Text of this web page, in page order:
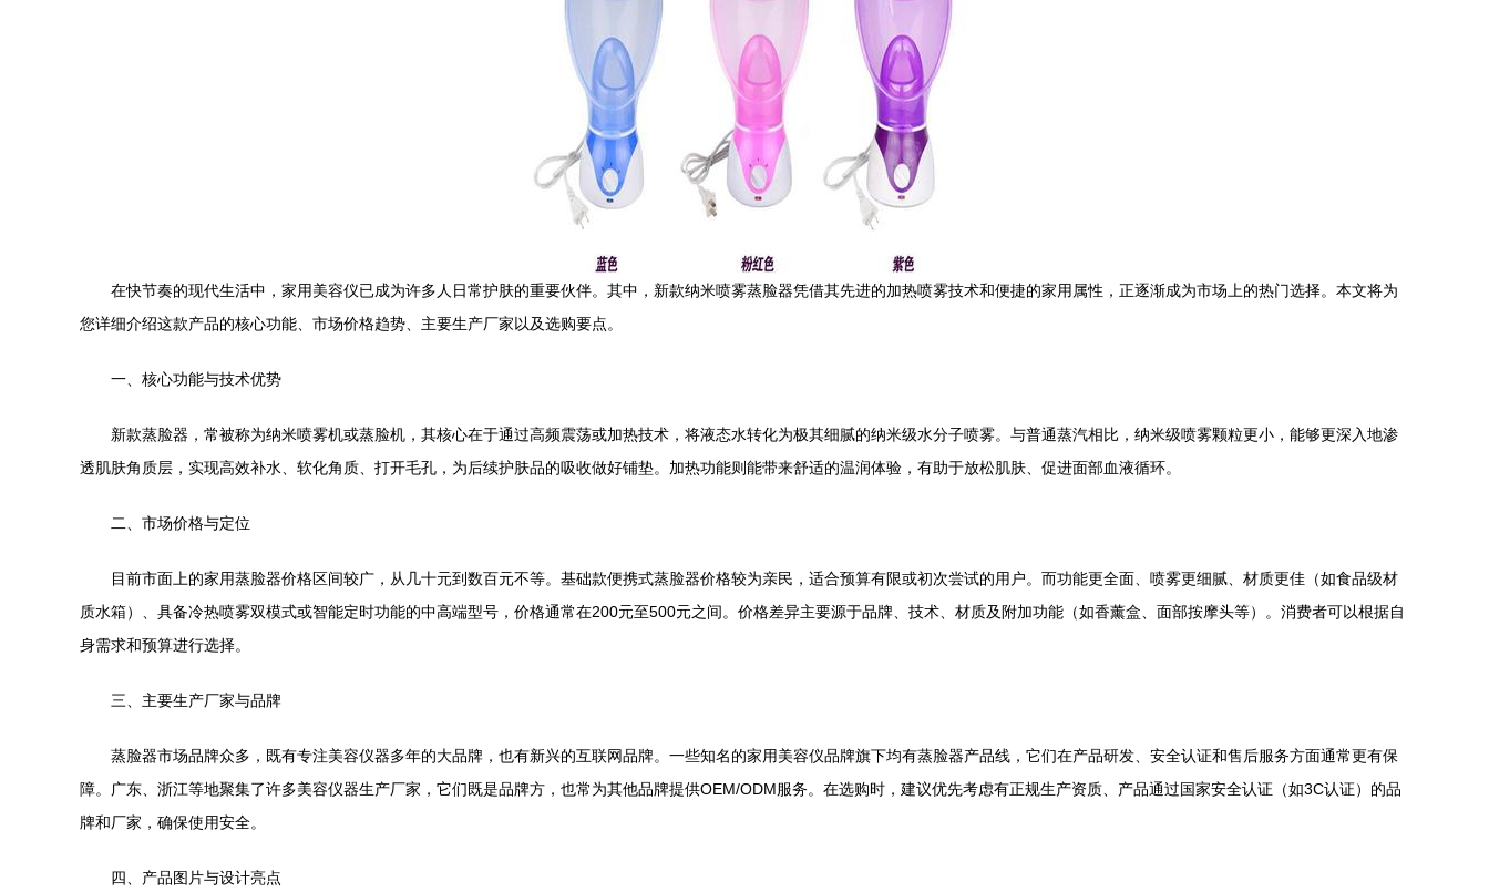
在快节奏的现代生活中，家用美容仪已成为许多人日常护肤的重要伙伴。其中，新款纳米喷雾蒸脸器凭借其先进的加热喷雾技术和便捷的家用属性，正逐渐成为市场上的热门选择。本文将为
您详细介绍这款产品的核心功能、市场价格趋势、主要生产厂家以及选购要点。
一、核心功能与技术优势
新款蒸脸器，常被称为纳米喷雾机或蒸脸机，其核心在于通过高频震荡或加热技术，将液态水转化为极其细腻的纳米级水分子喷雾。与普通蒸汽相比，纳米级喷雾颗粒更小，能够更深入地渗
透肌肤角质层，实现高效补水、软化角质、打开毛孔，为后续护肤品的吸收做好铺垫。加热功能则能带来舒适的温润体验，有助于放松肌肤、促进面部血液循环。
二、市场价格与定位
目前市面上的家用蒸脸器价格区间较广，从几十元到数百元不等。基础款便携式蒸脸器价格较为亲民，适合预算有限或初次尝试的用户。而功能更全面、喷雾更细腻、材质更佳（如食品级材
质水箱）、具备冷热喷雾双模式或智能定时功能的中高端型号，价格通常在200元至500元之间。价格差异主要源于品牌、技术、材质及附加功能（如香薰盒、面部按摩头等）。消费者可以根据自
身需求和预算进行选择。
三、主要生产厂家与品牌
蒸脸器市场品牌众多，既有专注美容仪器多年的大品牌，也有新兴的互联网品牌。一些知名的家用美容仪品牌旗下均有蒸脸器产品线，它们在产品研发、安全认证和售后服务方面通常更有保
障。广东、浙江等地聚集了许多美容仪器生产厂家，它们既是品牌方，也常为其他品牌提供OEM/ODM服务。在选购时，建议优先考虑有正规生产资质、产品通过国家安全认证（如3C认证）的品
牌和厂家，确保使用安全。
四、产品图片与设计亮点